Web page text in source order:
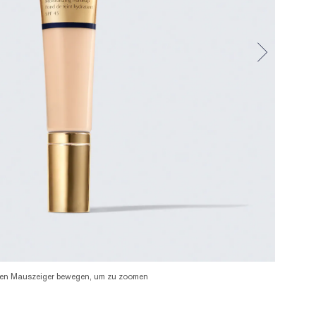
Mauszeiger bewegen, um zu zoomen